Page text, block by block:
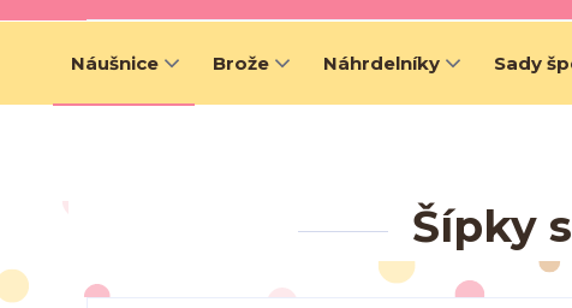
Náušnice Brože Náhrdelníky Sady
Šípky